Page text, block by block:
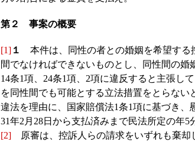
第２ 事案の概要
[1] １
本件は、同性の者との婚姻を希望する
間でなければできないものとし、同性間の
14条1項、24条1項、2項に違反すると主張し
を同性間でも可能とする立法措置をとらな
違法を理由に、国家賠償法1条1項に基づき
31年2月28日から支払済みまで民法所定の年
[2] 原審は、控訴人らの請求をいずれも棄却